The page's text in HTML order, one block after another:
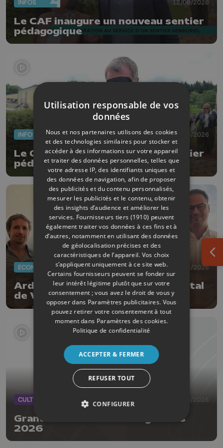
INFOS 12/06/2026
Le CAF inaugure un nouveau sentier
pédagogique
INFOS 12/06/2026
Le CAF inaugure un nouveau sentier
pédagogique
ECONOMIE 27/05/2026
Ardent Invest rentre dans le capital
de Volt-R
CULTURE 16/05/2026
Grandes Conférences liégeoises
2026
Utilisation responsable de vos
données
Nous et nos partenaires utilisons des cookies
et des technologies similaires pour stocker et
accéder à des informations sur votre appareil
et traiter des données personnelles, telles que
votre adresse IP, des identifiants uniques et
des données de navigation, afin de proposer
des publicités et du contenu personnalisés,
mesurer les publicités et le contenu, obtenir
des insights d’audience et améliorer les
services. Fournisseurs tiers (1910) peuvent
également traiter vos données à ces fins et à
d’autres, notamment en utilisant des données
de géolocalisation précises et des
caractéristiques de l’appareil. Vos choix
s’appliquent uniquement à ce site web.
Certains fournisseurs peuvent se fonder sur
leur intérêt légitime plutôt que sur votre
consentement ; vous avez le droit de vous y
opposer dans Paramètres publicitaires. Vous
pouvez retirer votre consentement à tout
moment dans Paramètres des cookies.
Politique de confidentialité
ACCEPTER & FERMER
REFUSER TOUT
CONFIGURER